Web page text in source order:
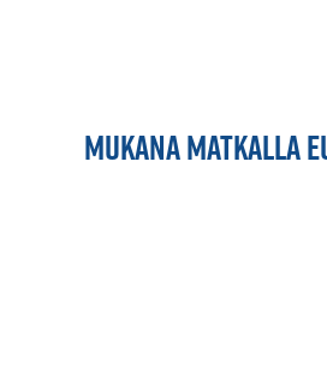
MUKANA MATKALLA